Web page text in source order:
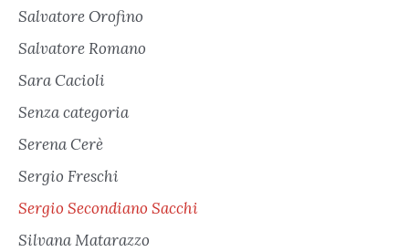
Salvatore Orofino
Salvatore Romano
Sara Cacioli
Senza categoria
Serena Cerè
Sergio Freschi
Sergio Secondiano Sacchi
Silvana Matarazzo